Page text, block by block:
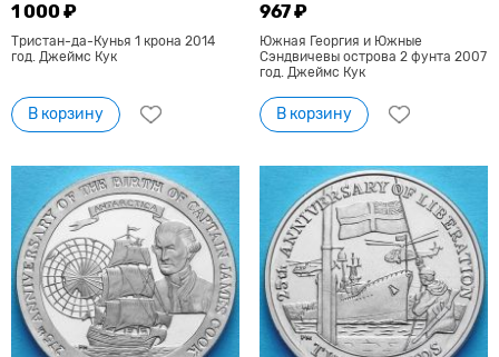
1 000 ₽
Тристан-да-Кунья 1 крона 2014
год. Джеймс Кук
В корзину
967 ₽
Южная Георгия и Южные
Сэндвичевы острова 2 фунта 2007
год. Джеймс Кук
В корзину